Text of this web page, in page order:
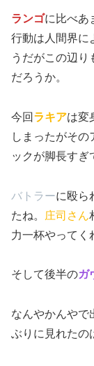
ランゴに比べあ
行動は人間界に
うだがこの辺
だろうか。
今回 ラキアは変
しまったがその
ックが脚長すぎ
バトラーに殴ら
たね。
庄司さん
力一杯やってく
そして後半のガ
なんやかんやで
ぶりに見れたの